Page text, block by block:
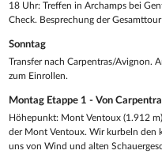
18 Uhr: Treffen in Archamps bei
Check. Besprechung der
Sonntag
Transfer nach Carpentras/Avignon.
zum Einrollen.
Montag Etappe 1 - Von
Höhepunkt: Mont Ventoux (1.912
der Mont Ventoux. Wir kurbeln den
uns von Wind und alten